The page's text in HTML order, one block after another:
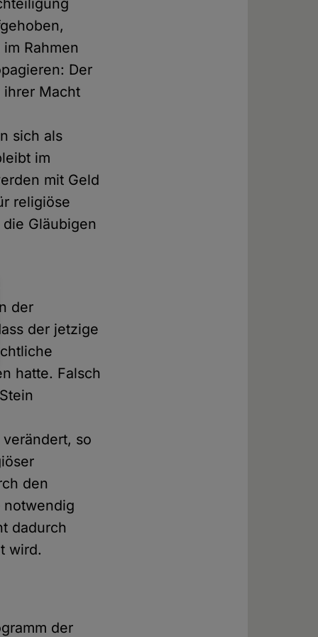
Rahmen
Der
ihrer Macht
sich als
im
mit Geld
religiöse
Gläubigen
der
der jetzige
hatte. Falsch
so
den
notwendig
dadurch
wird.
der